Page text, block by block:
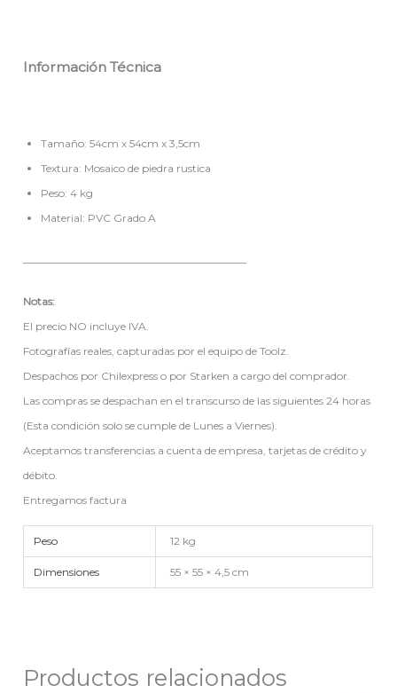
Información Técnica
Tamaño: 54cm x 54cm x 3,5cm
Textura: Mosaico de piedra rustica
Peso: 4 kg
Material: PVC Grado A
Notas:
El precio NO incluye IVA.
Fotografías reales, capturadas por el equipo de Toolz.
Despachos por Chilexpress o por Starken a cargo del comprador.
Las compras se despachan en el transcurso de las siguientes 24 horas
(Esta condición solo se cumple de Lunes a Viernes).
Aceptamos transferencias a cuenta de empresa, tarjetas de crédito y
débito.
Entregamos factura
Peso 12 kg
Dimensiones 55 × 55 × 4,5 cm
Productos relacionados